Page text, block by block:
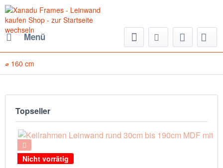
Menü
⌀ 160 cm
Topseller
Nicht vorrätig